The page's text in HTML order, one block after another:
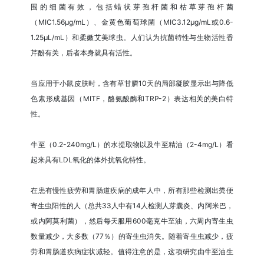
围的细菌有效，包括蜡状芽孢杆菌和枯草芽孢杆菌
（MIC1.56μg/mL）、金黄色葡萄球菌（MIC3.12μg/mL或0.6-
1.25μL/mL）和柔嫩艾美球虫。人们认为抗菌特性与生物活性香
芹酚有关，后者本身就具有活性。
当应用于小鼠皮肤时，含有草甘膦10天的局部凝胶显示出与降低
色素形成基因（MITF，酪氨酸酶和TRP-2）表达相关的美白特
性。
牛至（0.2-240mg/L）的水提取物以及牛至精油（2-4mg/L）看
起来具有LDL氧化的体外抗氧化特性。
在患有慢性疲劳和胃肠道疾病的成年人中，所有那些检测出粪便
寄生虫阳性的人（总共33人中有14人检测人芽囊炎、内阿米巴，
或内阿莫利菌），然后每天服用600毫克牛至油，六周内寄生虫
数量减少，大多数（77％）的寄生虫消失。随着寄生虫减少，疲
劳和胃肠道疾病症状减轻。值得注意的是，这项研究由牛至油生